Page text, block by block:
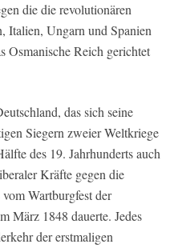
die die revolutionären
Italien, Ungarn und Spanien
Osmanische Reich gerichtet
das sich seine
Siegern zweier Weltkriege
des 19. Jahrhunderts auch
Kräfte gegen die
Wartburgfest der
März 1848 dauerte. Jedes
der erstmaligen